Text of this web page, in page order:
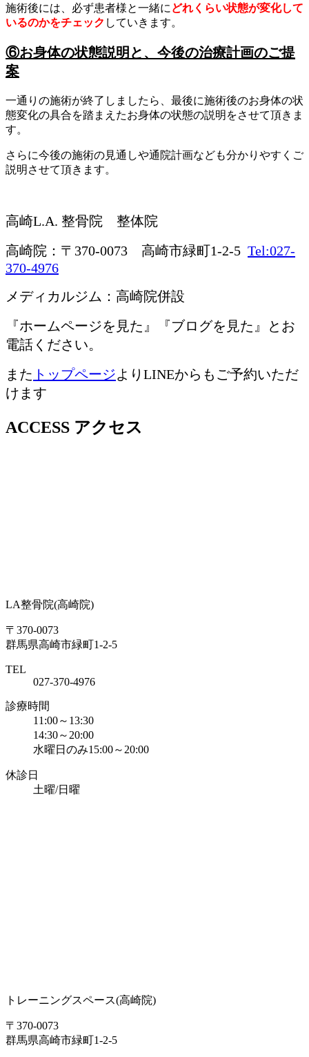
施術後には、必ず患者様と一緒に どれくらい状態が変化して
いるのかをチェック していきます。
⑥お身体の状態説明と、今後の治療計画のご提
案
一通りの施術が終了しましたら、最後に施術後のお身体の状
態変化の具合を踏まえたお身体の状態の説明をさせて頂きま
す。
さらに今後の施術の見通しや通院計画なども分かりやすくご
説明させて頂きます。
高崎L.A. 整骨院 整体院
高崎院：〒370-0073 高崎市緑町1-2-5 Tel:027-
370-4976
メディカルジム：高崎院併設
『ホームページを見た』『ブログを見た』とお
電話ください。
また トップページよりLINEからもご予約いただ
けます
ACCESS アクセス
LA整骨院(高崎院)
〒370-0073
群馬県高崎市緑町1-2-5
TEL
027-370-4976
診療時間
11:00～13:30
14:30～20:00
水曜日のみ15:00～20:00
休診日
土曜/日曜
トレーニングスペース(高崎院)
〒370-0073
群馬県高崎市緑町1-2-5